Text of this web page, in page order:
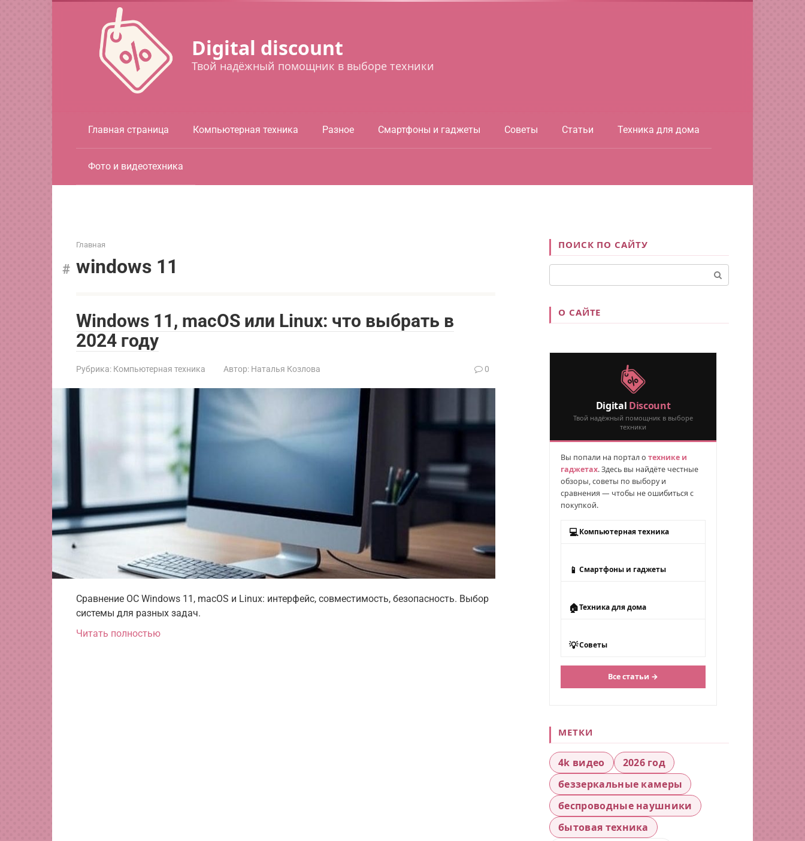
Digital discount
Твой надёжный помощник в выборе техники
Главная страница Компьютерная техника Разное Смартфоны и гаджеты Советы Статьи Техника для дома
Фото и видеотехника
Главная
windows 11
Windows 11, macOS или Linux: что выбрать в
2024 году
Рубрика: Компьютерная техника Автор: Наталья Козлова 0
Сравнение ОС Windows 11, macOS и Linux: интерфейс, совместимость, безопасность. Выбор
системы для разных задач.
Читать полностью
ПОИСК ПО САЙТУ
О САЙТЕ
Digital Discount
Твой надёжный помощник в выборе
техники
Вы попали на портал о технике и
гаджетах. Здесь вы найдёте честные
обзоры, советы по выбору и
сравнения — чтобы не ошибиться с
покупкой.
💻 Компьютерная техника
📱 Смартфоны и гаджеты
🏠Техника для дома
💡Советы
Все статьи →
МЕТКИ
4k видео
2026 год
беззеркальные камеры
беспроводные наушники
бытовая техника